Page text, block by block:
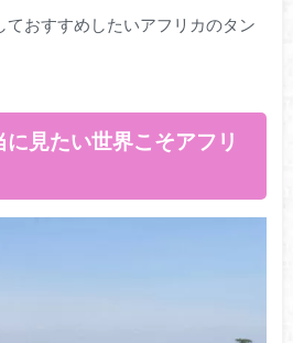
おすすめしたいアフリカのタン
見たい世界こそアフリ